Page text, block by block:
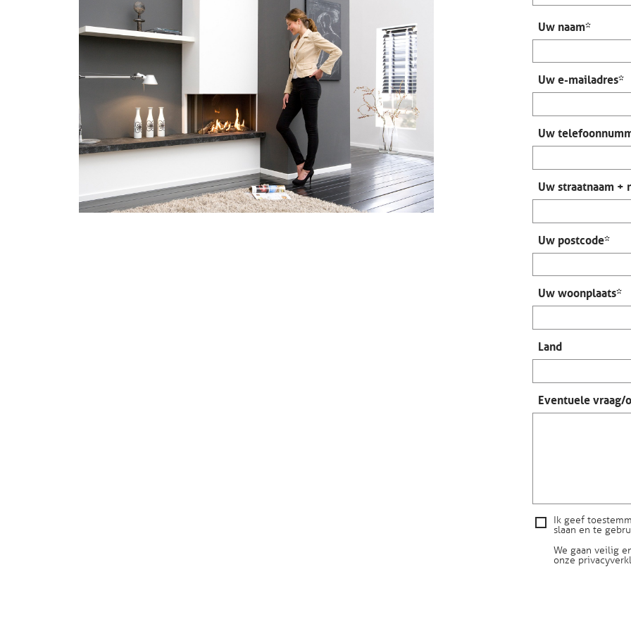
Uw naam*
Uw e-mailadres*
Uw
Uw straatnaam +
Uw postcode*
Uw woonplaats*
Land
Eventuele vraag/
Ik geef
slaan en te
We gaan veilig
onze